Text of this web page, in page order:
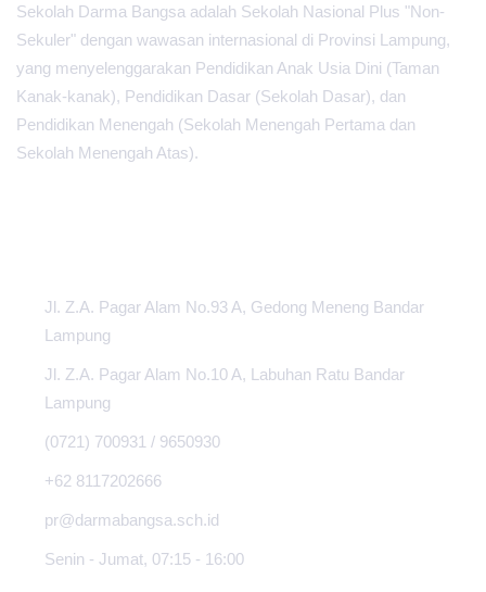
Sekolah Darma Bangsa adalah Sekolah Nasional Plus "Non-
Sekuler" dengan wawasan internasional di Provinsi Lampung,
yang menyelenggarakan Pendidikan Anak Usia Dini (Taman
Kanak-kanak), Pendidikan Dasar (Sekolah Dasar), dan
Pendidikan Menengah (Sekolah Menengah Pertama dan
Sekolah Menengah Atas).
Jl. Z.A. Pagar Alam No.93 A, Gedong Meneng Bandar
Lampung
Jl. Z.A. Pagar Alam No.10 A, Labuhan Ratu Bandar
Lampung
(0721) 700931 / 9650930
+62 8117202666
pr@darmabangsa.sch.id
Senin - Jumat, 07:15 - 16:00